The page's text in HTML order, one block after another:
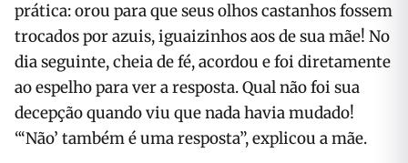
prática: orou para que seus olhos castanhos fossem
trocados por azuis, iguaizinhos aos de sua mãe! No
dia seguinte, cheia de fé, acordou e foi diretamente
ao espelho para ver a resposta. Qual não foi sua
decepção quando viu que nada havia mudado!
“‘Não’ também é uma resposta”, explicou a mãe.